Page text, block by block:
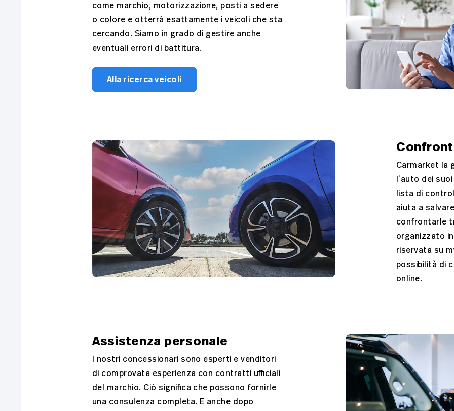
come marchio, motorizzazione, posti a sedere
o colore e otterrà esattamente i veicoli che sta
cercando. Siamo in grado di gestire anche
eventuali errori di battitura.
Alla ricerca veicoli
Carmarket la
l’auto dei
lista di
aiuta a
confrontarle
organizzato
riservata su
possibilità di
online.
Assistenza personale
I nostri concessionari sono esperti e venditori
di comprovata esperienza con contratti ufficiali
del marchio. Ciò significa che possono fornirle
una consulenza completa. E anche dopo